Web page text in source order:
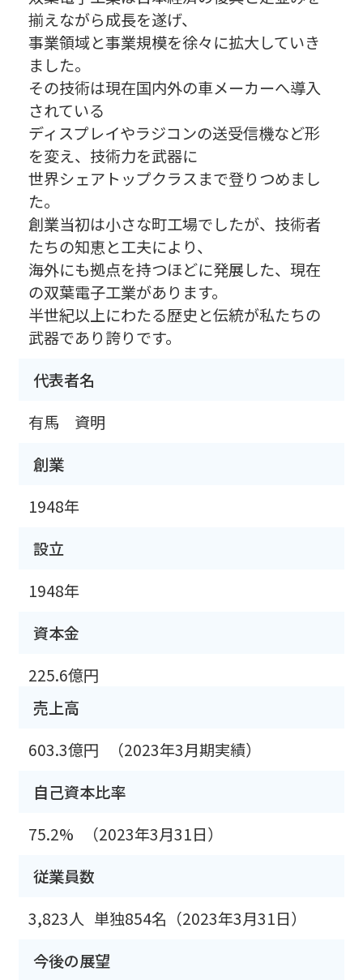
揃えながら成長を遂げ、
事業領域と事業規模を徐々に拡大していき
ました。
その技術は現在国内外の車メーカーへ導入
されている
ディスプレイやラジコンの送受信機など形
を変え、技術力を武器に
世界シェアトップクラスまで登りつめまし
た。
創業当初は小さな町工場でしたが、技術者
たちの知恵と工夫により、
海外にも拠点を持つほどに発展した、現在
の双葉電子工業があります。
半世紀以上にわたる歴史と伝統が私たちの
武器であり誇りです。
代表者名
有馬 資明
創業
1948年
設立
1948年
資本金
225.6億円
売上高
603.3億円
（2023年3月期実績）
自己資本比率
75.2%
（2023年3月31日）
従業員数
3,823人 単独854名（2023年3月31日）
今後の展望